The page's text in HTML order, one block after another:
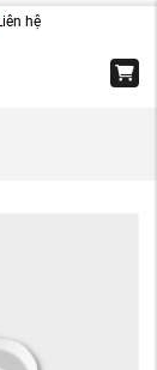
hệ